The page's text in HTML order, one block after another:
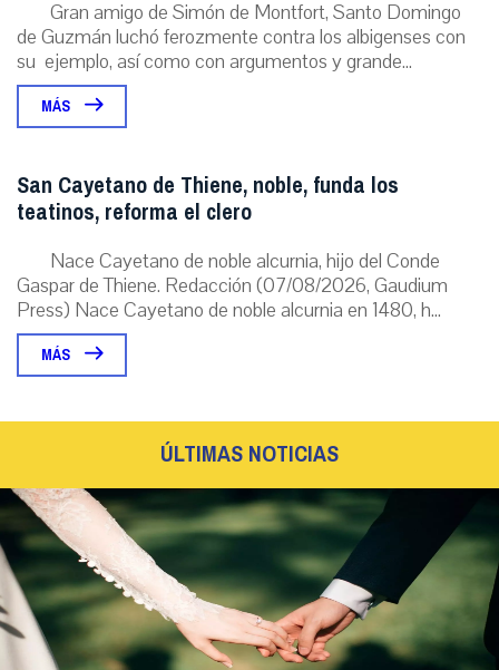
Gran amigo de Simón de Montfort, Santo Domingo
de Guzmán luchó ferozmente contra los albigenses con
su ejemplo, así como con argumentos y grande...
MÁS
San Cayetano de Thiene, noble, funda los
teatinos, reforma el clero
Nace Cayetano de noble alcurnia, hijo del Conde
Gaspar de Thiene. Redacción (07/08/2026, Gaudium
Press) Nace Cayetano de noble alcurnia en 1480, h...
MÁS
ÚLTIMAS NOTICIAS